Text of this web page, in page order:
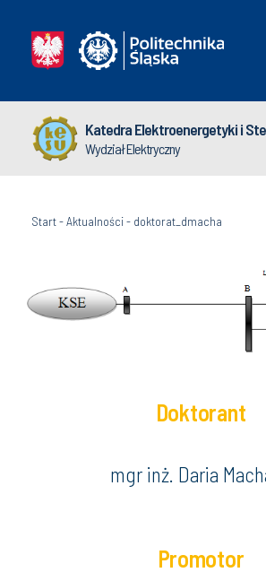
Katedra Elektroenergetyki i
Wydział Elektryczny
Start-Aktualności- doktorat_dmacha
Doktorant
mgr inż. Daria
Promotor